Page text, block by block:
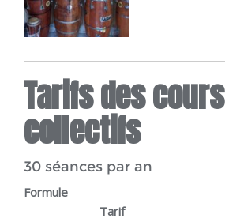
Tarifs des cours
collectifs
30 séances par an
Formule
Tarif